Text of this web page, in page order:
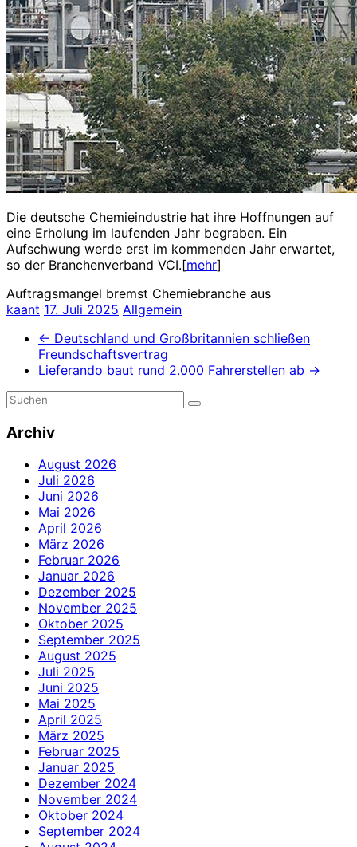
Die deutsche Chemieindustrie hat ihre Hoffnungen auf
eine Erholung im laufenden Jahr begraben. Ein
Aufschwung werde erst im kommenden Jahr erwartet,
so der Branchenverband VCI.[mehr]
Auftragsmangel bremst Chemiebranche aus
kaant 17. Juli 2025 Allgemein
← Deutschland und Großbritannien schließen
Freundschaftsvertrag
Lieferando baut rund 2.000 Fahrerstellen ab →
Archiv
August 2026
Juli 2026
Juni 2026
Mai 2026
April 2026
März 2026
Februar 2026
Januar 2026
Dezember 2025
November 2025
Oktober 2025
September 2025
August 2025
Juli 2025
Juni 2025
Mai 2025
April 2025
März 2025
Februar 2025
Januar 2025
Dezember 2024
November 2024
Oktober 2024
September 2024